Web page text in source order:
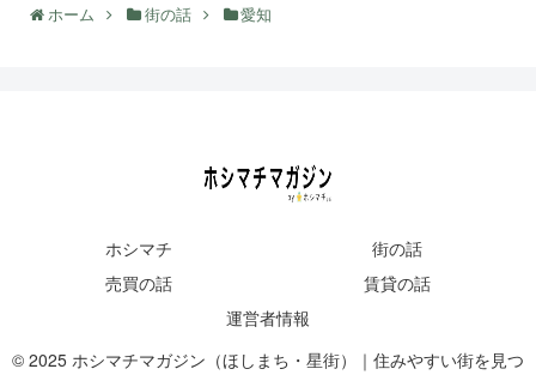
ホーム 街の話 愛知
ホシマチ
街の話
売買の話
賃貸の話
運営者情報
© 2025 ホシマチマガジン（ほしまち・星街）｜住みやすい街を見つ